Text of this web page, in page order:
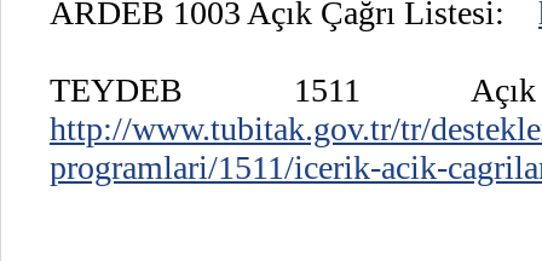
ARDEB 1003 Açık Çağrı Listesi:
TEYDEB 1511
http://www.tubitak.gov.tr/tr/
programlari/1511/icerik-acik-